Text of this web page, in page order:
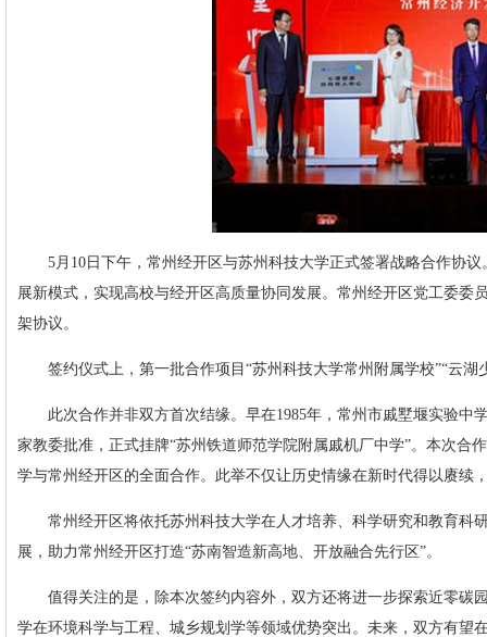
5月10日下午，常州经开区与苏州科技大学正式签署战略合作协
展新模式，实现高校与经开区高质量协同发展。常州经开区党工委
架协议。
签约仪式上，第一批合作项目“苏州科技大学常州附属学校”“云
此次合作并非双方首次结缘。早在1985年，常州市戚墅堰实验
家教委批准，正式挂牌“苏州铁道师范学院附属戚机厂中学”。本次合
学与常州经开区的全面合作。此举不仅让历史情缘在新时代得以赓续
常州经开区将依托苏州科技大学在人才培养、科学研究和教育科
展，助力常州经开区打造“苏南智造新高地、开放融合先行区”。
值得关注的是，除本次签约内容外，双方还将进一步探索近零碳
学在环境科学与工程、城乡规划学等领域优势突出。未来，双方有